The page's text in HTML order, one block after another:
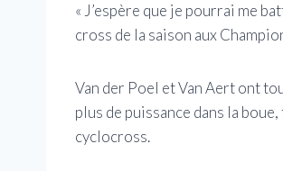
« J’espère que je pourrai me
cross de la saison aux
Van der Poel et Van Aert ont
plus de puissance dans la
cyclocross.